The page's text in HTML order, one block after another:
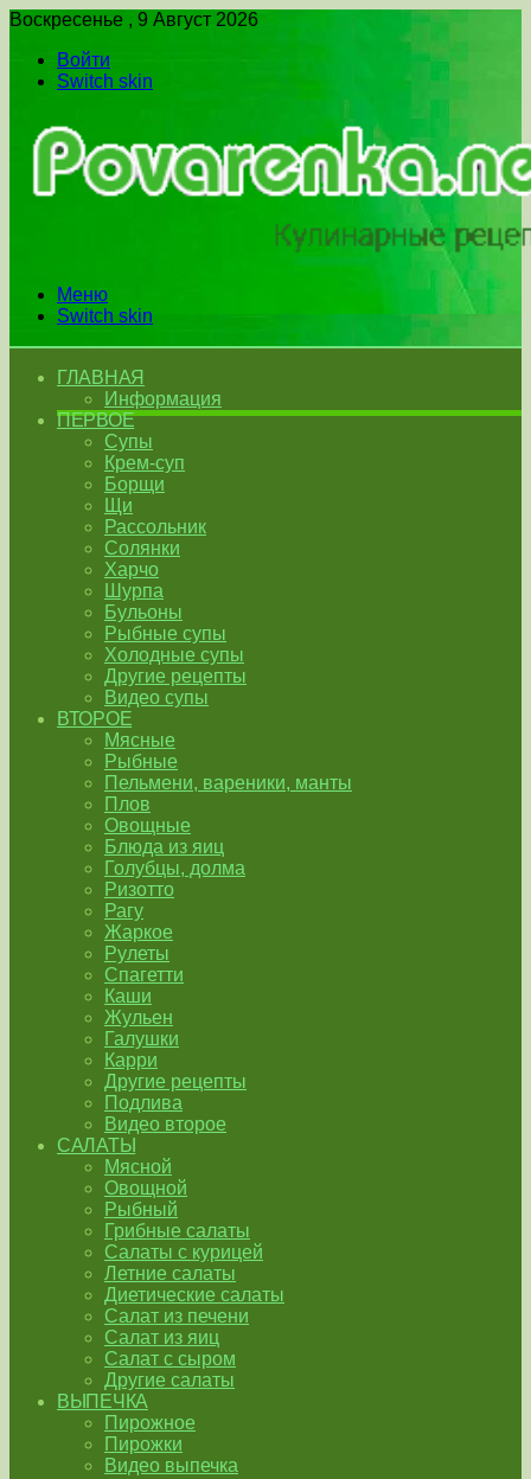
Воскресенье , 9 Август 2026
Войти
Switch skin
Меню
Switch skin
ГЛАВНАЯ
Информация
ПЕРВОЕ
Супы
Крем-суп
Борщи
Щи
Рассольник
Солянки
Харчо
Шурпа
Бульоны
Рыбные супы
Холодные супы
Другие рецепты
Видео супы
ВТОРОЕ
Мясные
Рыбные
Пельмени, вареники, манты
Плов
Овощные
Блюда из яиц
Голубцы, долма
Ризотто
Рагу
Жаркое
Рулеты
Спагетти
Каши
Жульен
Галушки
Карри
Другие рецепты
Подлива
Видео второе
САЛАТЫ
Мясной
Овощной
Рыбный
Грибные салаты
Салаты с курицей
Летние салаты
Диетические салаты
Салат из печени
Салат из яиц
Салат с сыром
Другие салаты
ВЫПЕЧКА
Пирожное
Пирожки
Видео выпечка